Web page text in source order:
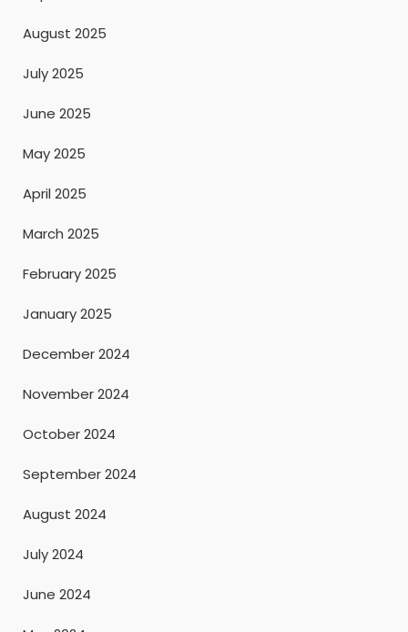
August 2025
July 2025
June 2025
May 2025
April 2025
March 2025
February 2025
January 2025
December 2024
November 2024
October 2024
September 2024
August 2024
July 2024
June 2024